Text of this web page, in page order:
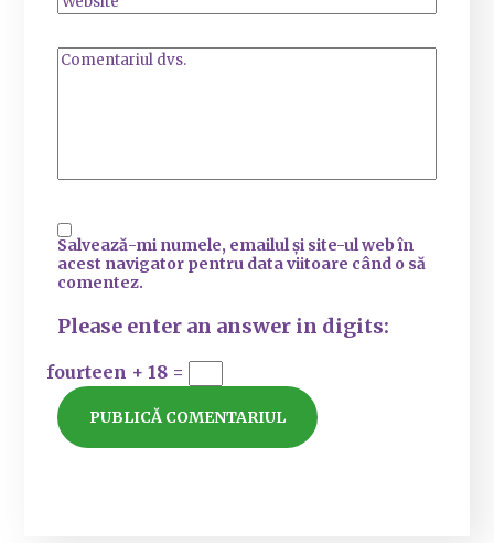
Salvează-mi numele, emailul și site-ul web în
acest navigator pentru data viitoare când o să
comentez.
Please enter an answer in digits:
fourteen + 18 =